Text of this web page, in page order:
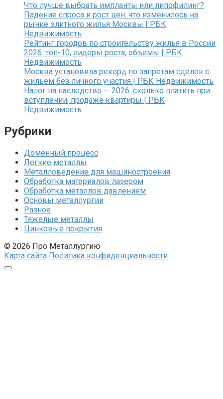
Что лучше выбрать импланты или липофилинг?
Падение спроса и рост цен: что изменилось на
рынке элитного жилья Москвы | РБК
Недвижимость
Рейтинг городов по строительству жилья в России
2026: топ-10, лидеры роста, объемы | РБК
Недвижимость
Москва установила рекорд по запретам сделок с
жильем без личного участия | РБК Недвижимость
Налог на наследство — 2026: сколько платить при
вступлении, продаже квартиры | РБК
Недвижимость
Рубрики
Доменный процесс
Легкие металлы
Металловедение для машиностроения
Обработка материалов лазером
Обработка металлов давлением
Основы металлургии
Разное
Тяжелые металлы
Цинковые покрытия
© 2026 Про Металлургию
Карта сайта Политика конфиденциальности